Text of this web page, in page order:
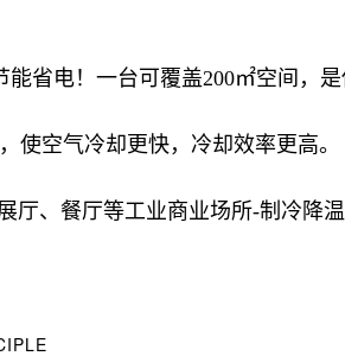
省电！一台可覆盖200㎡空间，是
使空气冷却更快，冷却效率更高。
厅、餐厅等工业商业场所-制冷降